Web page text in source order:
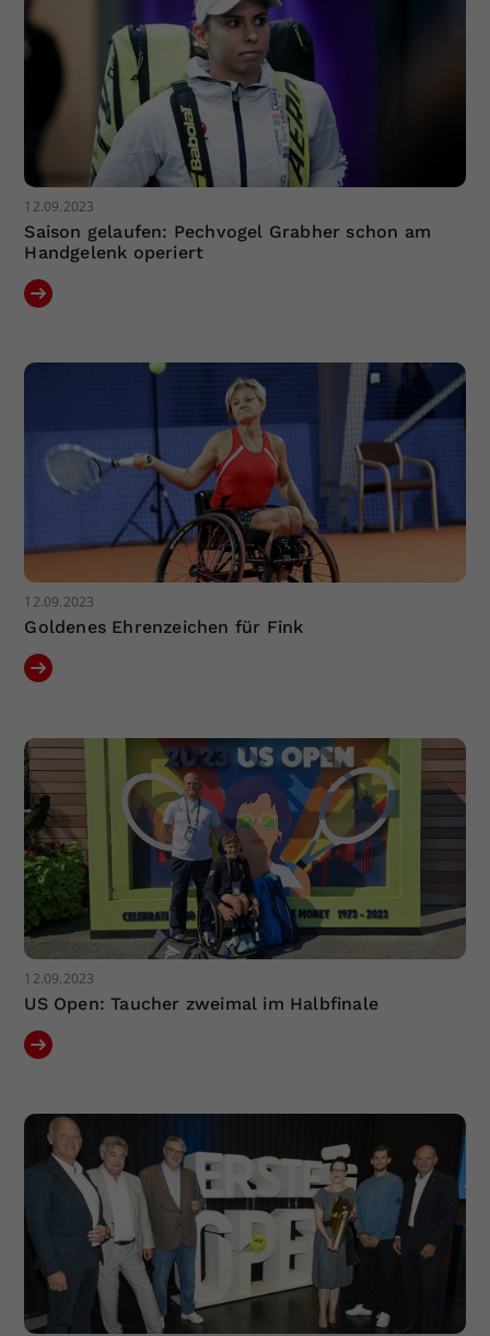
12.09.2023
Saison gelaufen: Pechvogel Grabher schon am
Handgelenk operiert
12.09.2023
Goldenes Ehrenzeichen für Fink
12.09.2023
US Open: Taucher zweimal im Halbfinale